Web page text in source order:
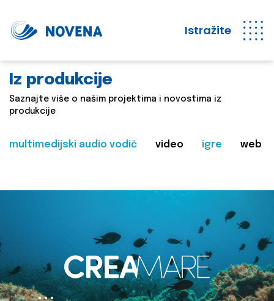
Istražite
Iz produkcije
Saznajte više o našim projektima i novostima iz
produkcije
multimedijski audio vodič video igre web